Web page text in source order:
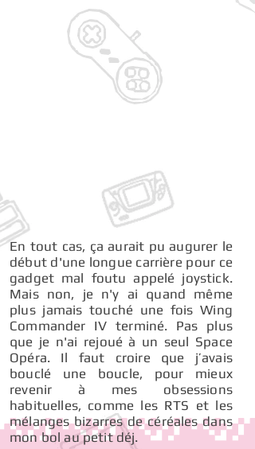
En tout cas, ça aurait pu augurer le
début d'une longue carrière pour ce
gadget mal foutu appelé joystick.
Mais non, je n'y ai quand même
plus jamais touché une fois Wing
Commander IV terminé. Pas plus
que je n'ai rejoué à un seul Space
Opéra. Il faut croire que j’avais
bouclé une boucle, pour mieux
revenir à mes obsessions
habituelles, comme les RTS et les
mélanges bizarres de céréales dans
mon bol au petit déj.